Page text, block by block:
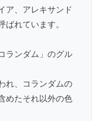
ア 、アレキサンド
ばれています。
ランダム」のグル
れ、コランダムの
めたそれ以外の色